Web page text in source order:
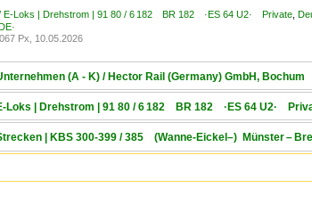
E-Loks | Drehstrom | 91 80 / 6 182 BR 182 ·ES 64 U2· Private
Px, 10.05.2026
(A - K) / Hector Rail (Germany) GmbH, Bochum
Loks | Drehstrom | 91 80 / 6 182 BR 182 ·ES 64 U2·
| KBS 300-399 / 385 (Wanne-Eickel–) Münster –